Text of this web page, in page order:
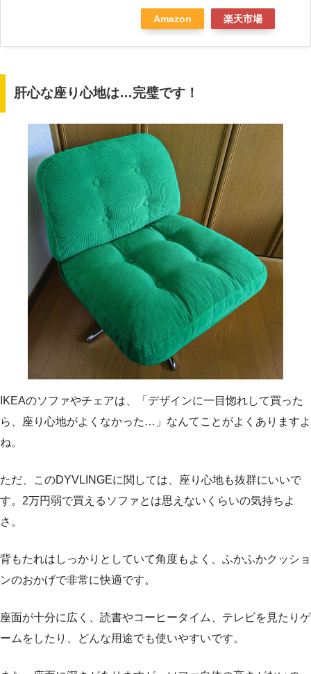
Amazon 楽天市場
肝心な座り心地は…完璧です！
IKEAのソファやチェアは、「デザインに一目惚れして買った
ら、座り心地がよくなかった…」なんてことがよくありますよ
ね。
ただ、このDYVLINGEに関しては、座り心地も抜群にいいで
す。2万円弱で買えるソファとは思えないくらいの気持ちよ
さ。
背もたれはしっかりとしていて角度もよく、ふかふかクッショ
ンのおかげで非常に快適です。
座面が十分に広く、読書やコーヒータイム、テレビを見たりゲ
ームをしたり、どんな用途でも使いやすいです。